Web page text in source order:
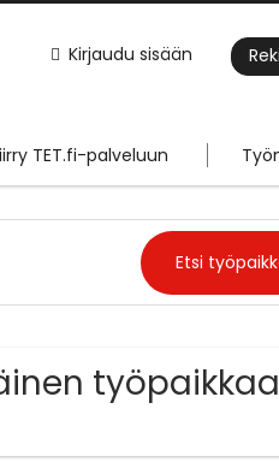
Kirjaudu sisään
TET.fi-palveluun
työpaikkaa